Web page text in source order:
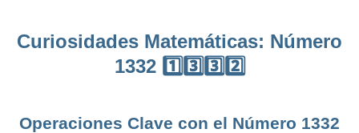
Curiosidades Matemáticas: Número
1332 1️⃣3️⃣3️⃣2️⃣
Operaciones Clave con el Número 1332